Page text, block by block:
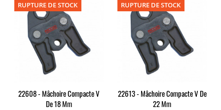
22608 - Mâchoire Compacte V
De 18 Mm
RUPTURE DE STOCK
22613 - Mâchoire Compacte V De
22 Mm
RUPTURE DE STOCK